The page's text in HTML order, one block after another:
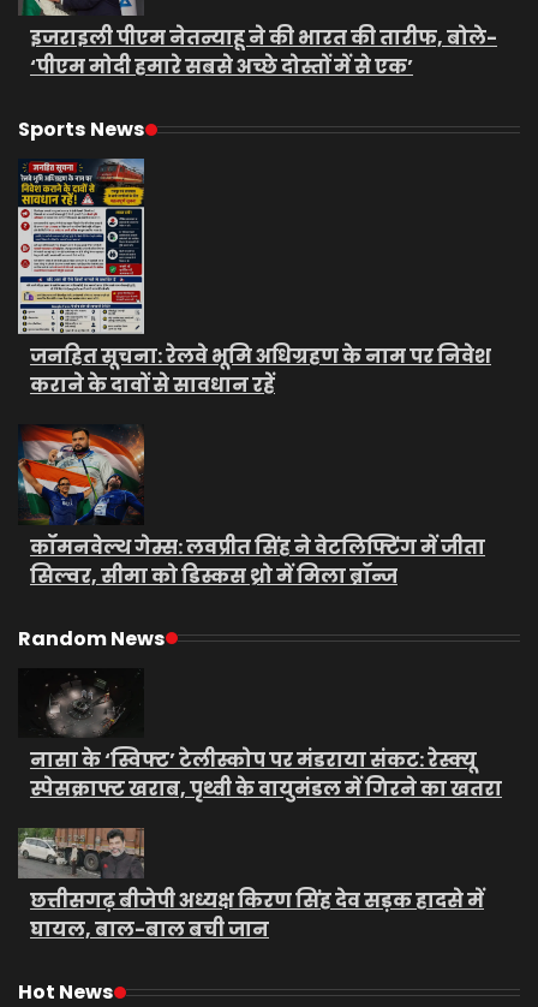
इजराइली पीएम नेतन्याहू ने की भारत की तारीफ, बोले-
‘पीएम मोदी हमारे सबसे अच्छे दोस्तों में से एक’
Sports News
जनहित सूचना: रेलवे भूमि अधिग्रहण के नाम पर निवेश
कराने के दावों से सावधान रहें
कॉमनवेल्थ गेम्स: लवप्रीत सिंह ने वेटलिफ्टिंग में जीता
सिल्वर, सीमा को डिस्कस थ्रो में मिला ब्रॉन्ज
Random News
नासा के ‘स्विफ्ट’ टेलीस्कोप पर मंडराया संकट: रेस्क्यू
स्पेसक्राफ्ट खराब, पृथ्वी के वायुमंडल में गिरने का खतरा
छत्तीसगढ़ बीजेपी अध्यक्ष किरण सिंह देव सड़क हादसे में
घायल, बाल-बाल बची जान
Hot News